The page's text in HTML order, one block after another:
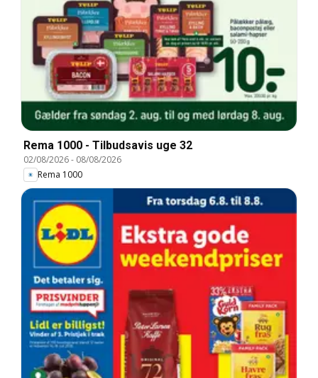
Rema 1000 - Tilbudsavis uge 32
02/08/2026- 08/08/2026
Rema 1000